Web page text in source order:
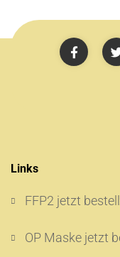
Links
FFP2 jetzt
OP Maske jetzt